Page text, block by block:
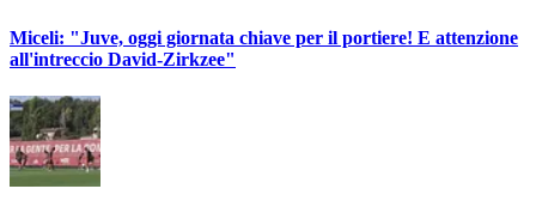
Miceli: "Juve, oggi giornata chiave per il portiere! E attenzione
all'intreccio David-Zirkzee"